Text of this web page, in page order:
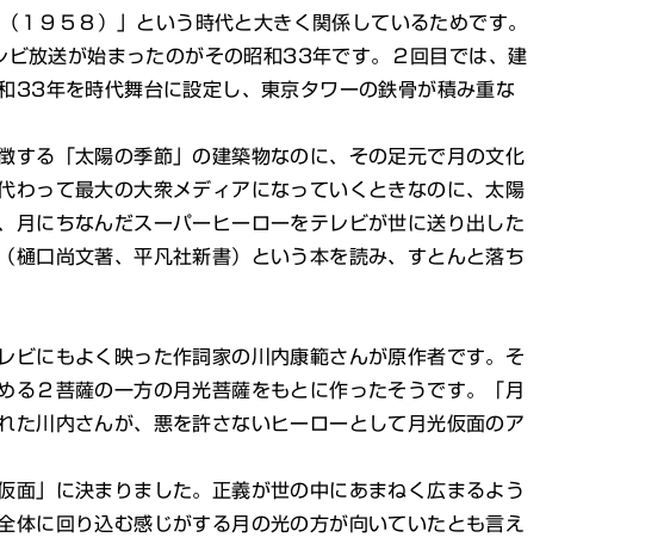
１９５８）」という時代と大きく関係しているためです。
ビ放送が始まったのがその昭和33年です。２回目では、建
33年を時代舞台に設定し、東京タワーの鉄骨が積み重な
る「太陽の季節」の建築物なのに、その足元で月の文化
わって最大の大衆メディアになっていくときなのに、太陽
月にちなんだスーパーヒーローをテレビが世に送り出した
樋口尚文著、平凡社新書）という本を読み、すとんと落ち
にもよく映った作詞家の川内康範さんが原作者です。そ
２菩薩の一方の月光菩薩をもとに作ったそうです。「月
た川内さんが、悪を許さないヒーローとして月光仮面のア
」に決まりました。正義が世の中にあまねく広まるよう
に回り込む感じがする月の光の方が向いていたとも言え